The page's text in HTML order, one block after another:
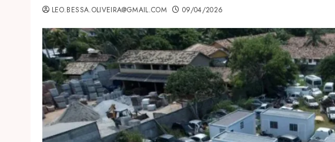
LEO.BESSA.OLIVEIRA@GMAIL.COM 09/04/2026